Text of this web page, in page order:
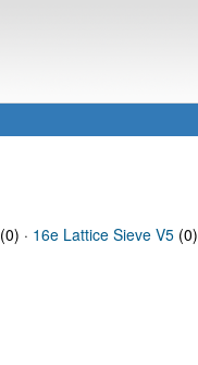
(0) · 16e Lattice Sieve V5 (0)